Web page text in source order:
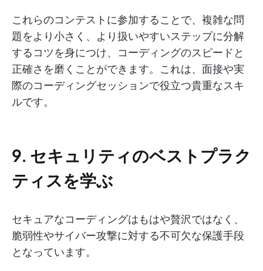
これらのコンテストに参加することで、複雑な問
題をより小さく、より扱いやすいステップに分解
するコツを身につけ、コーディングのスピードと
正確さを磨くことができます。これは、面接や実
際のコーディングセッションで役立つ貴重なスキ
ルです。
9. セキュリティのベストプラク
ティスを学ぶ
セキュアなコーディングはもはや贅沢ではなく、
脆弱性やサイバー攻撃に対する不可欠な保護手段
となっています。